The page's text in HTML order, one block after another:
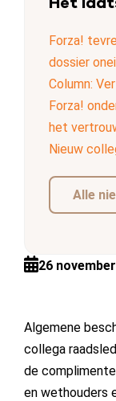
Forza!
dossier
Column:
Forza!
het
Nieuw
Alle
26
Algemene
collega
de
en wethouders